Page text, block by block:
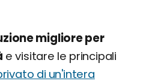
migliore per
e visitare le principali
di un'intera